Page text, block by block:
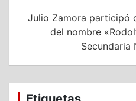
Julio Zamora participó
del nombre
Secundaria